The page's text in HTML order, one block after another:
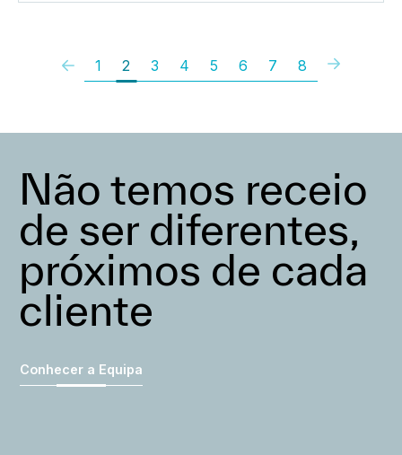
1 2 3 4 5 6 7 8
Não temos receio
de ser diferentes,
próximos de cada
cliente
Conhecer a Equipa